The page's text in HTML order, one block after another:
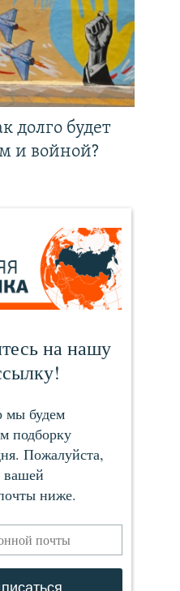
долго будет
и войной?